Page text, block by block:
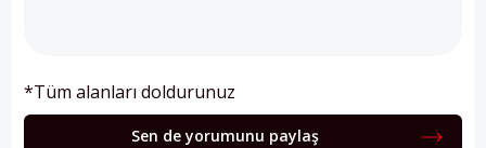
*Tüm alanları doldurunuz
Sen de yorumunu paylaş